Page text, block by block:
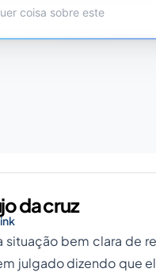
da cruz
situação bem clara de
julgado dizendo que